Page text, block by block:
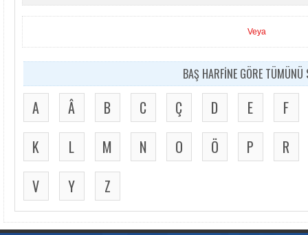
Veya
BAŞ HARFİNE GÖRE TÜMÜNÜ
A Â B C Ç D E
F
K
L M N O Ö P
R
V
Y Z